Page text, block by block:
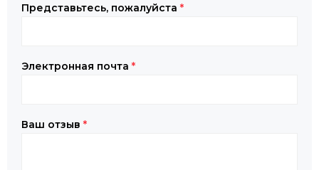
Представьтесь, пожалуйста *
Электронная почта *
Ваш отзыв *